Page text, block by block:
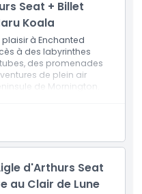
Seat + Billet
Koala
à Enchanted
à des labyrinthes
des promenades
de plein air
de Mornington.
d'Arthurs Seat
au Clair de Lune